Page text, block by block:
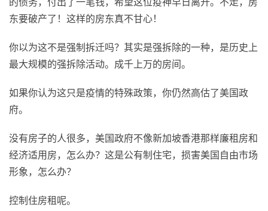
东要破产了！这样的房东真不甘心！
你以为这不是强制拆迁吗？其实是强拆除的一种，是历史上
最大规模的强拆除活动。成千上万的房间。
如果你认为这只是疫情的特殊政策，你仍然高估了美国政
府。
没有房子的人很多，美国政府不像新加坡香港那样廉租房和
经济适用房，怎么办？这是公有制住宅，损害美国自由市场
形象，怎么办？
控制住房租呢。